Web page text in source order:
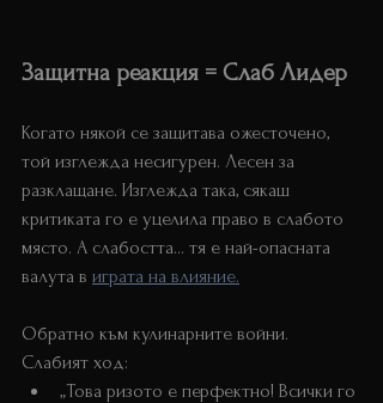
Защитна реакция = Слаб Лидер
Когато някой се защитава ожесточено,
той изглежда несигурен. Лесен за
разклащане. Изглежда така, сякаш
критиката го е уцелила право в слабото
място. А слабостта… тя е най-опасната
валута в играта на влияние.
Обратно към кулинарните войни.
Слабият ход:
„Това ризото е перфектно! Всички го